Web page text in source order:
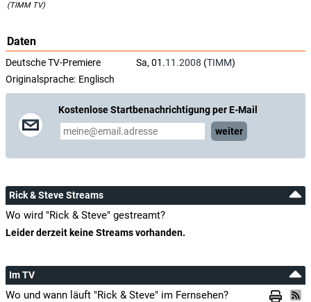
(TIMM TV)
Daten
Deutsche TV-Premiere Sa, 01.11.2008 (TIMM)
Originalsprache: Englisch
Kostenlose Startbenachrichtigung per E-Mail
weiter
Rick & Steve Streams
Wo wird "Rick & Steve" gestreamt?
Leider derzeit keine Streams vorhanden.
Im TV
Wo und wann läuft "Rick & Steve" im Fernsehen?